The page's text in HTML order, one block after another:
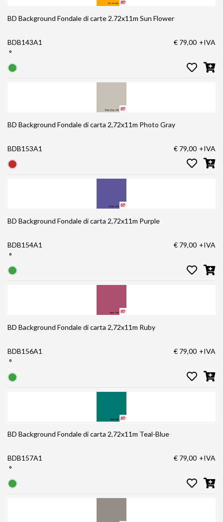
BD Background Fondale di carte 2.72x11m Sun Flower
BDB143A1
°
€ 79,00 +IVA
BD Background Fondale di carta 2,72x11m Photo Gray
BDB153A1 € 79,00 +IVA
BD Background Fondale di carta 2,72x11m Purple
BDB154A1
°
€ 79,00 +IVA
BD Background Fondale di carta 2,72x11m Ruby
BDB156A1
°
€ 79,00 +IVA
BD Background Fondale di carta 2,72x11m Teal-Blue
BDB157A1
°
€ 79,00 +IVA